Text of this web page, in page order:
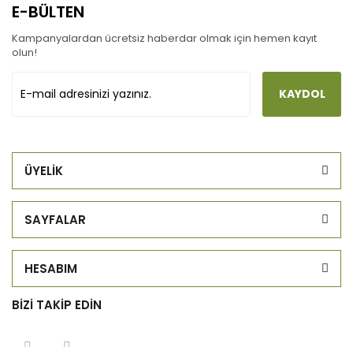
E-BÜLTEN
Kampanyalardan ücretsiz haberdar olmak için hemen kayıt
olun!
KAYDOL
ÜYELİK
SAYFALAR
HESABIM
BİZİ TAKİP EDİN